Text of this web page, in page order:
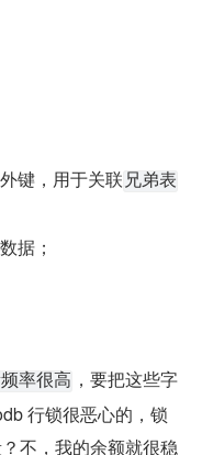
键，用于关联兄弟表
据；
率很高 ，要把这些字
行锁很恶心的，锁
不，我的余额就很稳